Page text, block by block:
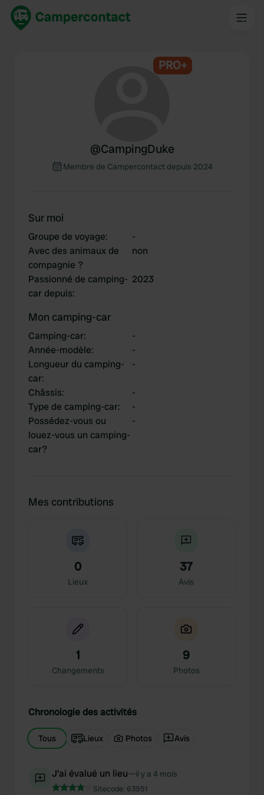
PRO+
@CampingDuke
Membre de Campercontact depuis 2024
Sur moi
Groupe de voyage:
-
Avec des animaux de
compagnie ?
non
Passionné de camping-
car depuis:
2023
Mon camping-car
Camping-car:
-
Année-modèle:
-
Longueur du camping-
car:
-
Châssis:
-
Type de camping-car:
-
Possédez-vous ou
louez-vous un camping-
car?
-
Mes contributions
0
Lieux
37
Avis
1
Changements
9
Photos
Chronologie des activités
Tous Lieux Photos Avis
J'ai évalué un lieu—il y a 4 mois
Sitecode: 63951